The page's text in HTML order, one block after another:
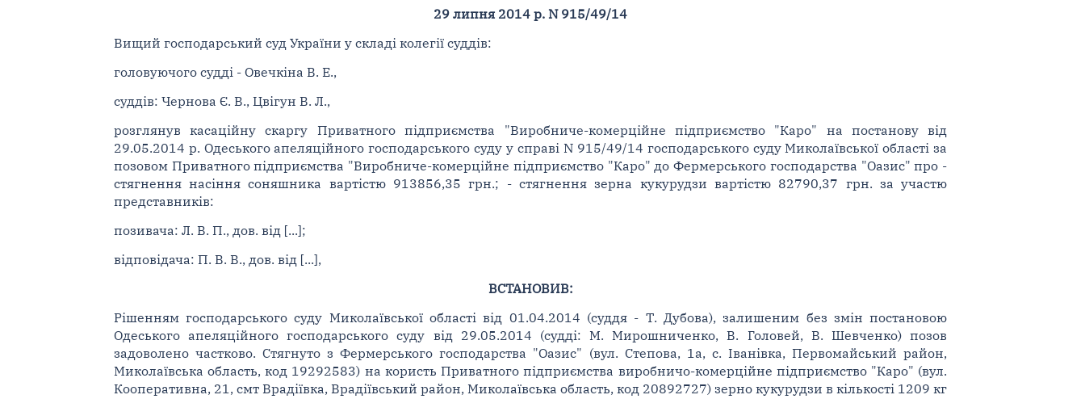
29 липня 2014 р. N 915/49/14
Вищий господарський суд України у складі колегії суддів:
головуючого судді - Овечкіна В. Е.,
суддів: Чернова Є. В., Цвігун В. Л.,
розглянув касаційну скаргу Приватного підприємства "Виробниче-комерційне підприємство "Каро" на постанову від
29.05.2014 р. Одеського апеляційного господарського суду у справі N 915/49/14 господарського суду Миколаївської області за
позовом Приватного підприємства "Виробниче-комерційне підприємство "Каро" до Фермерського господарства "Оазис" про -
стягнення насіння соняшника вартістю 913856,35 грн.; - стягнення зерна кукурудзи вартістю 82790,37 грн. за участю
представників:
позивача: Л. В. П., дов. від [...];
відповідача: П. В. В., дов. від [...],
ВСТАНОВИВ:
Рішенням господарського суду Миколаївської області від 01.04.2014 (суддя - Т. Дубова), залишеним без змін постановою
Одеського апеляційного господарського суду від 29.05.2014 (судді: М. Мирошниченко, В. Головей, В. Шевченко) позов
задоволено частково. Стягнуто з Фермерського господарства "Оазис" (вул. Степова, 1а, с. Іванівка, Первомайський район,
Миколаївська область, код 19292583) на користь Приватного підприємства виробничо-комерційне підприємство "Каро" (вул.
Кооперативна, 21, смт Врадіївка, Врадіївський район, Миколаївська область, код 20892727) зерно кукурудзи в кількості 1209 кг